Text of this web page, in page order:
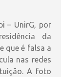
– UnirG, por
da
que é falsa a
nas redes
A foto